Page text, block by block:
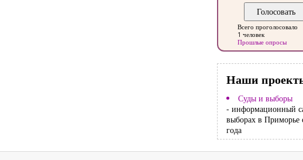
Всего проголосовало
1 человек
Прошлые опросы
Наши
Суды и выборы
- информационный
выборах в Приморье
года